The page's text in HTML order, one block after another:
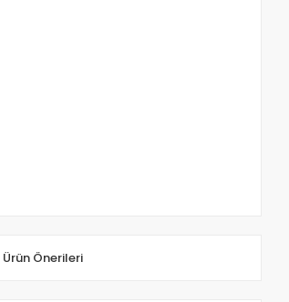
Ürün Önerileri